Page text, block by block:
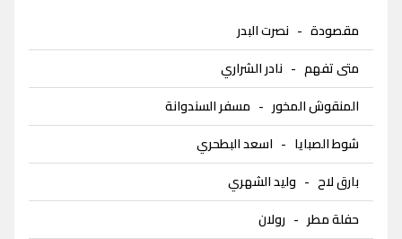
مقصودة - نصرت البدر
متى تفهم - نادر الشراري
المنقوش المخور - مسفر السندوانة
شوط الصبايا - اسعد البطحري
بارق لاح - وليد الشهري
حفلة مطر - رولان